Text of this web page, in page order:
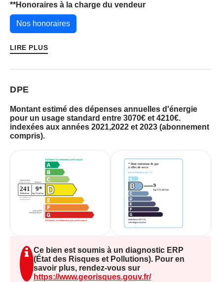
Le chauffage électrique par radiateurs assure
votre confort.
. Les fenêtres en aluminium double vitrage
garantissent une bonne isolation.
Vous apprécierez la proximité de nombreux
commerces et services : restaurants,
boulangeries, boucheries, pharmacies, médecins,
ainsi que des espaces verts pour vos loisirs.
L'autoroute est accessible à 20 km, facilitant vos
Contactez l'agence FOLLIOT - Granville pour
organiser une visite.
**Honoraires à la charge du vendeur
Nos honoraires
LIRE PLUS
DPE
Montant estimé des dépenses annuelles d'énergie
pour un usage standard entre 3070€ et 4210€.
indexées aux années 2021,2022 et 2023 (abonnement
compris).
Ce bien est soumis à un diagnostic ERP
(État des Risques et Pollutions). Pour en
savoir plus, rendez-vous sur
https://www.georisques.gouv.fr/